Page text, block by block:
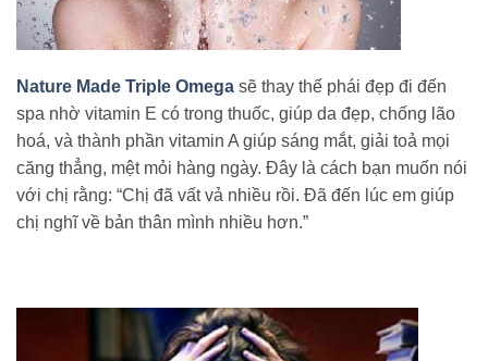
Nature Made Triple Omega sẽ thay thế phái đẹp đi đến
spa nhờ vitamin E có trong thuốc, giúp da đẹp, chống lão
hoá, và thành phần vitamin A giúp sáng mắt, giải toả mọi
căng thẳng, mệt mỏi hàng ngày. Đây là cách bạn muốn nói
với chị rằng: “Chị đã vất vả nhiều rồi. Đã đến lúc em giúp
chị nghĩ về bản thân mình nhiều hơn.”